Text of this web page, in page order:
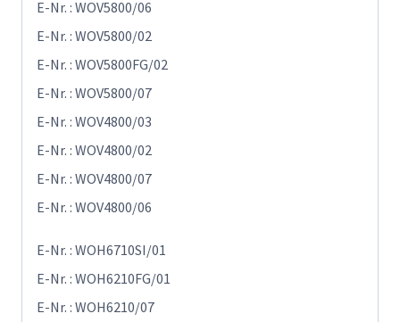
E-Nr. : WOV5800/06
E-Nr. : WOV5800/02
E-Nr. : WOV5800FG/02
E-Nr. : WOV5800/07
E-Nr. : WOV4800/03
E-Nr. : WOV4800/02
E-Nr. : WOV4800/07
E-Nr. : WOV4800/06
E-Nr. : WOH6710SI/01
E-Nr. : WOH6210FG/01
E-Nr. : WOH6210/07